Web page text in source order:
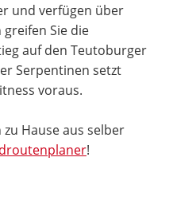
und verfügen über
Sie die
auf den Teutoburger
Serpentinen setzt
voraus.
Hause aus selber
!